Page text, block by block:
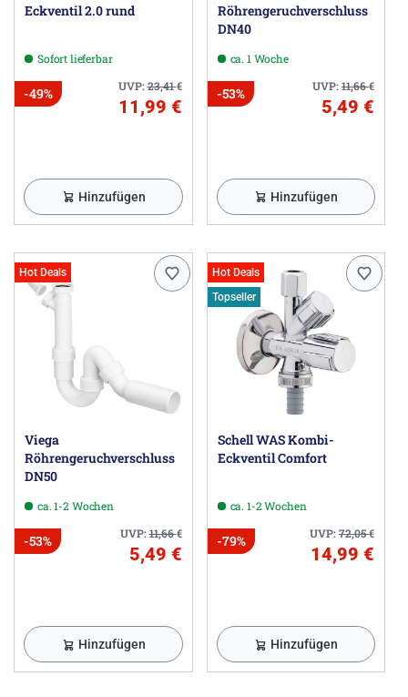
Eckventil 2.0 rund
Sofort lieferbar
UVP:23,41€
-49%
11,99 €
Hinzufügen
Röhrengeruchverschluss
DN40
ca. 1 Woche
UVP:11,66€
-53%
5,49 €
Hinzufügen
Hot Deals
Viega
Röhrengeruchverschluss
DN50
ca. 1-2 Wochen
UVP:11,66€
-53%
5,49 €
Hinzufügen
Hot Deals
Topseller
Schell WAS Kombi-
Eckventil Comfort
ca. 1-2 Wochen
UVP:72,05€
-79%
14,99 €
Hinzufügen